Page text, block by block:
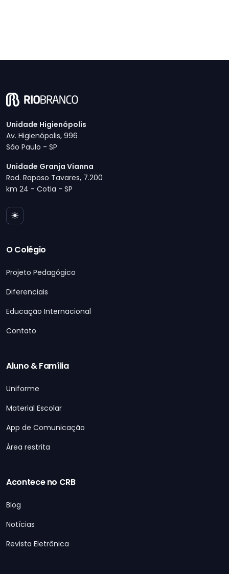
Unidade Higienópolis
Av. Higienópolis, 996
São Paulo - SP
Unidade Granja Vianna
Rod. Raposo Tavares, 7.200
km 24 - Cotia - SP
O Colégio
Projeto Pedagógico
Diferenciais
Educação Internacional
Contato
Aluno & Família
Uniforme
Material Escolar
App de Comunicação
Área restrita
Acontece no CRB
Blog
Notícias
Revista Eletrônica